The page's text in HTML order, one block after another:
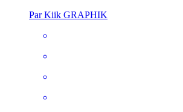
Par Kiik GRAPHIK